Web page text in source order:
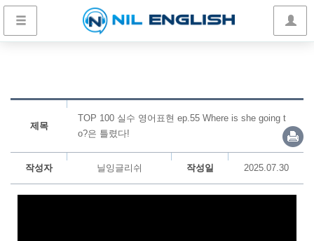
제목
TOP 100 실수 영어표현 ep.55 Where is she going t
o?은 틀렸다!
작성자 닐잉글리쉬 작성일 2025.07.30